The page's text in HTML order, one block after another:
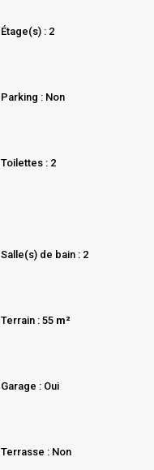
Étage(s) : 2
Parking : Non
Toilettes : 2
Salle(s) de bain : 2
Terrain : 55 m²
Garage : Oui
Terrasse : Non